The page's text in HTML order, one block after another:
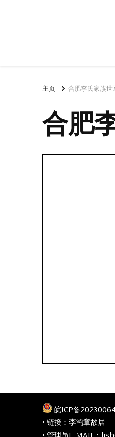
主页 合肥李氏家族世
合肥
皖ICP备
• 链接： 李鸿章故居
• 管理员E-MAIL：